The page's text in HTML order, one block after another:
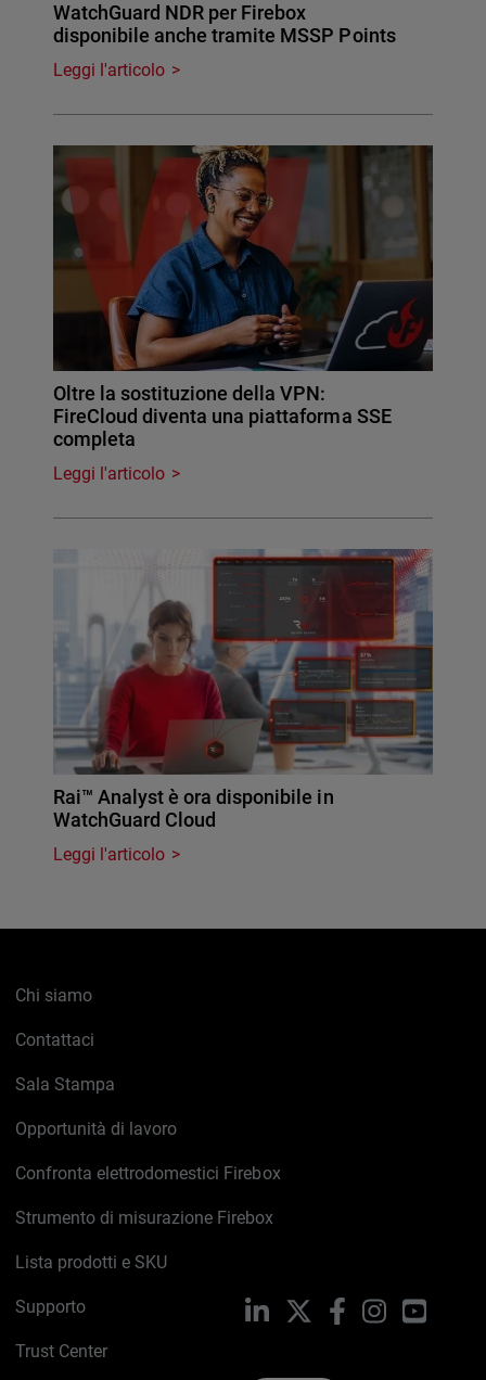
WatchGuard NDR per Firebox
disponibile anche tramite MSSP Points
Leggi l'articolo
Oltre la sostituzione della VPN:
FireCloud diventa una piattaforma SSE
completa
Leggi l'articolo
Rai™ Analyst è ora disponibile in
WatchGuard Cloud
Leggi l'articolo
Chi siamo
Contattaci
Sala Stampa
Opportunità di lavoro
Confronta elettrodomestici Firebox
Strumento di misurazione Firebox
Lista prodotti e SKU
Supporto
Trust Center
LinkedIn FacebookInstagram